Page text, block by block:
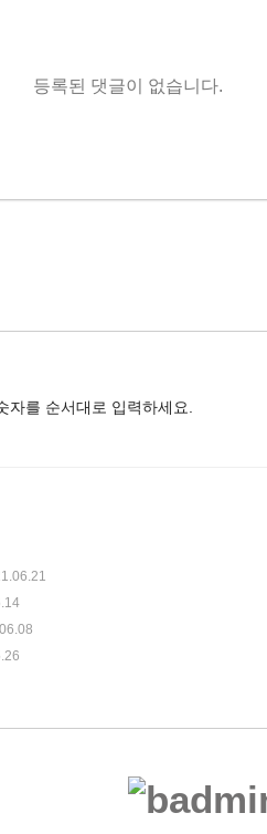
등록된 댓글이 없습니다.
자를 순서대로 입력하세요.